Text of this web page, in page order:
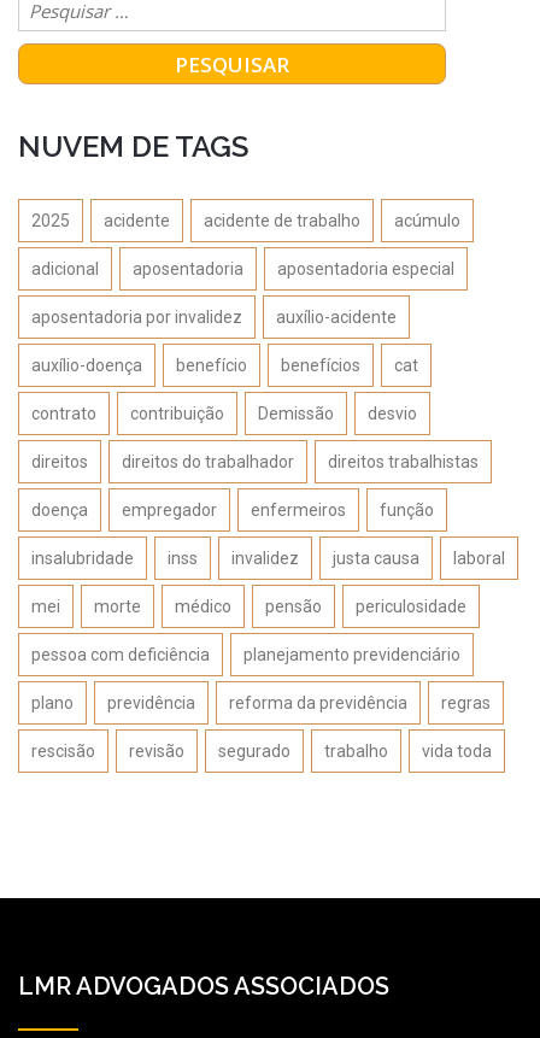
NUVEM DE TAGS
2025 acidente acidente de trabalho acúmulo
adicional aposentadoria aposentadoria especial
aposentadoria por invalidez auxílio-acidente
auxílio-doença benefício benefícios cat
contrato contribuição Demissão desvio
direitos direitos do trabalhador direitos trabalhistas
doença empregador enfermeiros função
insalubridade inss invalidez justa causa laboral
mei morte médico pensão periculosidade
pessoa com deficiência planejamento previdenciário
plano previdência reforma da previdência regras
rescisão revisão segurado trabalho vida toda
LMR ADVOGADOS ASSOCIADOS